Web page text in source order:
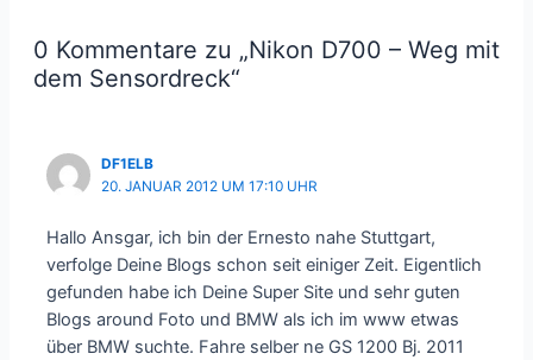
0 Kommentare zu „Nikon D700 – Weg mit
dem Sensordreck“
DF1ELB
20. JANUAR 2012 UM 17:10 UHR
Hallo Ansgar, ich bin der Ernesto nahe Stuttgart,
verfolge Deine Blogs schon seit einiger Zeit. Eigentlich
gefunden habe ich Deine Super Site und sehr guten
Blogs around Foto und BMW als ich im www etwas
über BMW suchte. Fahre selber ne GS 1200 Bj. 2011